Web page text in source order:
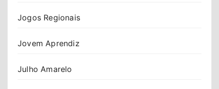
Jogos Regionais
Jovem Aprendiz
Julho Amarelo